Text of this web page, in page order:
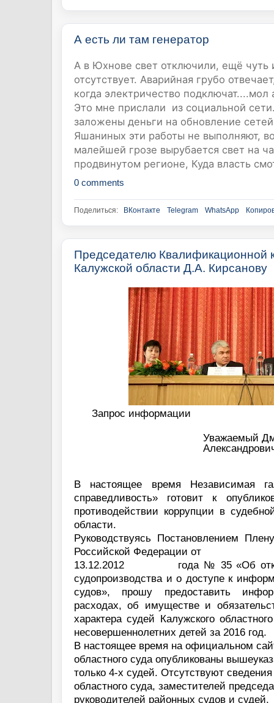
А есть ли там генератор
А в Юхнове свет отключили, ещё чуть
отсутствует. Аварийная грубо
когда электричество подключат....мол
Это мне прислали из социальной
заложены деньги на обновление
Яшаниных эти работы не выполняют,
малейшей грозе вырубается свет на
продвинутом регионе, Куда власть
0 comments
Поделиться: ВКонтакте Telegram WhatsApp
Председателю Квалификационной
Калужской области Д.А. Кирсанову
Запрос информации
Уважаемый
В настоящее время Независимая
справедливость» готовит к
противодействии коррупции в
области.
Руководствуясь Постановлением
Российской Федерации от
13.12.2012
года № 35 «Об
судопроизводства и о доступе к
судов», прошу предоставить
расходах, об имуществе и
характера судей Калужского
несовершеннолетних детей за 2016 год.
В настоящее время на официальном
областного суда опубликованы
только 4-х судей. Отсутствуют
областного суда, заместителей
руководителей районных судов и судей.